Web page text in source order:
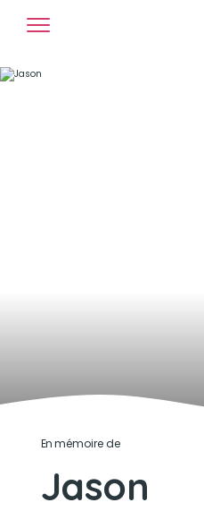
En mémoire de
Jason